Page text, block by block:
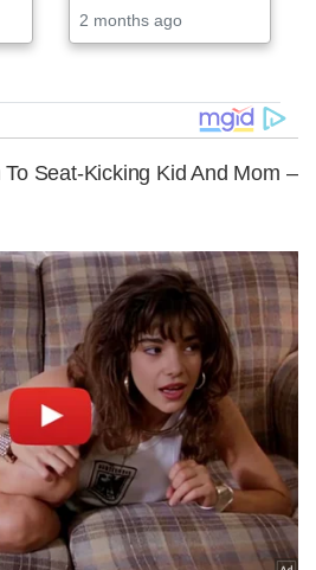
2 months ago